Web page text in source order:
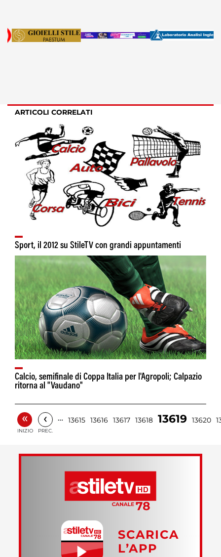
ARTICOLI CORRELATI
Sport, il 2012 su StileTV con grandi appuntamenti
Calcio, semifinale di Coppa Italia per l'Agropoli; Calpazio
ritorna al "Vaudano"
«
INIZIO
‹
PREC.
… 13615 13616 13617 13618 13619 13620
SCARICA
L’APP